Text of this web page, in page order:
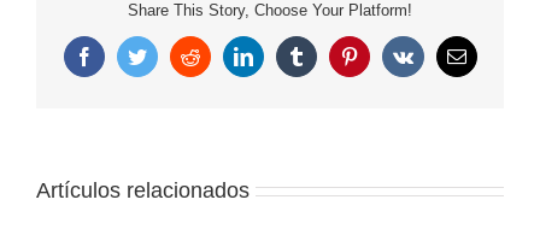
Share This Story, Choose Your Platform!
FacebookTwitterRedditLinkedInTumblrPinterestVk
Correo
electrónico
Artículos relacionados